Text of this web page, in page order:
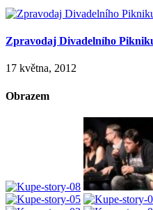
Zpravodaj Divadelního
17 května, 2012
Obrazem